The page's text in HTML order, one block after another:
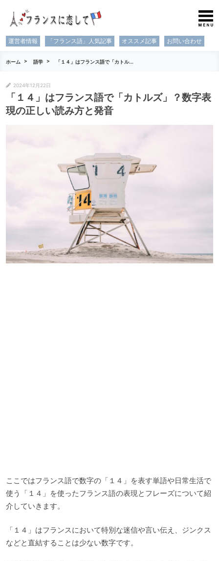
運営者情報 「フランス語」人気記事 オススメ記事 お問い合わせ
ホーム 語学 「１４」はフランス語で「カトル...
2024年12月22日
「１４」はフランス語で「カトルズ」？数字表
現の正しい読み方と発音
ここではフランス語で数字の「１４」を表す単語や日常生活で
使う「１４」を使ったフランス語の表現とフレーズについて紹
介していきます。
「１４」はフランスにおいて特別な迷信や言い伝え、ジンクス
などと直結することは少ない数字です。